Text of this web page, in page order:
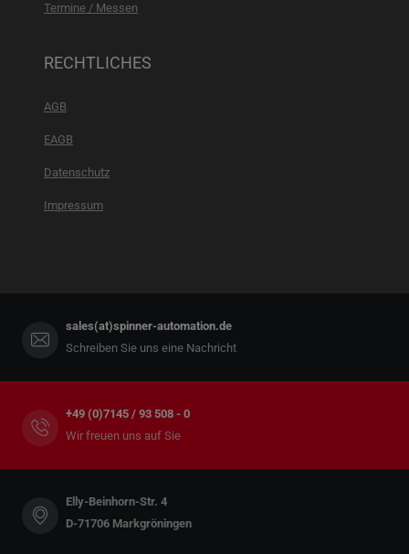
Termine / Messen
RECHTLICHES
AGB
EAGB
Datenschutz
Impressum
sales(at)spinner-automation.de
Schreiben Sie uns eine Nachricht
+49 (0)7145 / 93 508 - 0
Wir freuen uns auf Sie
Elly-Beinhorn-Str. 4
D-71706 Markgröningen